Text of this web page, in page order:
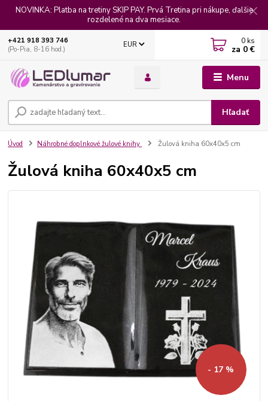
NOVINKA: Platba na tretiny SKIP PAY. Prvá Tretina pri nákupe, ďalšie
rozdelené na dva mesiace.
Menu
EUR
Hľadať
+421 918 393 746
(Po-Pia, 8-16 hod.)
0 ks
za 0 €
Úvod Náhrobné doplnkové žulové knihy Žulová kniha 60x40x5 cm
Žulová kniha 60x40x5 cm
- 17 %